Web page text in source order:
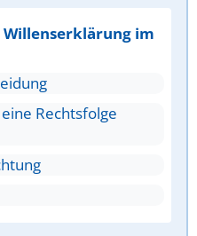
Willenserklärung im
Rechtsfolge